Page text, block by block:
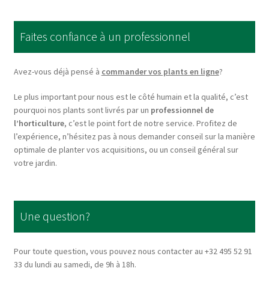
options
may
be
chosen
the
product
page
Faites confiance à un professionnel
Avez-vous déjà pensé à commander vos plants en ligne?
Le plus important pour nous est le côté humain et la qualité, c’est
pourquoi nos plants sont livrés par un professionnel de
l’horticulture, c’est le point fort de notre service. Profitez de
l’expérience, n’hésitez pas à nous demander conseil sur la manière
optimale de planter vos acquisitions, ou un conseil général sur
votre jardin.
Une question?
Pour toute question, vous pouvez nous contacter au +32 495 52 91
33 du lundi au samedi, de 9h à 18h.